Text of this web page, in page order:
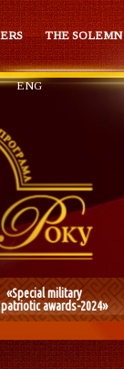
THE
ENG
«Special military
awards-2024»